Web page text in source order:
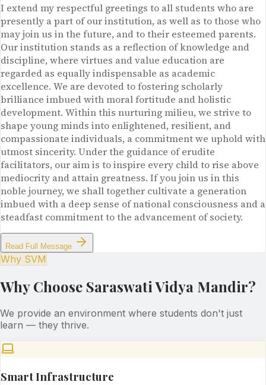
I extend my respectful greetings to all students who are
presently a part of our institution, as well as to those who
may join us in the future, and to their esteemed parents.
Our institution stands as a reflection of knowledge and
discipline, where virtues and value education are
regarded as equally indispensable as academic
excellence. We are devoted to fostering scholarly
brilliance imbued with moral fortitude and holistic
development. Within this nurturing milieu, we strive to
shape young minds into enlightened, resilient, and
compassionate individuals, a commitment we uphold with
utmost sincerity. Under the guidance of erudite
facilitators, our aim is to inspire every child to rise above
mediocrity and attain greatness. If you join us in this
noble journey, we shall together cultivate a generation
imbued with a deep sense of national consciousness and a
steadfast commitment to the advancement of society.
Read Full Message
Why SVM
Why Choose Saraswati Vidya Mandir?
We provide an environment where students don't just
learn — they thrive.
Smart Infrastructure